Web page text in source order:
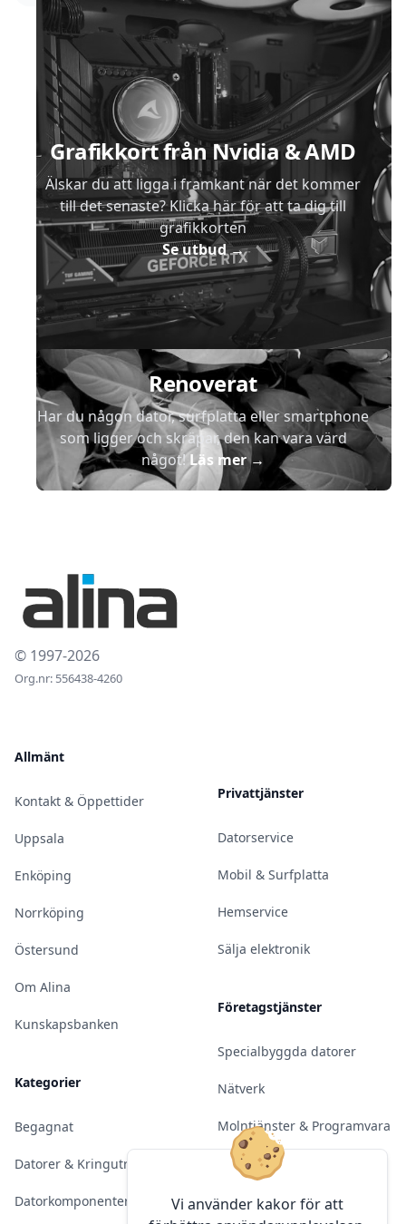
Vi använder kakor för att
Grafikkort från Nvidia & AMD
Älskar du att ligga i framkant när det kommer
till det senaste? Klicka här för att ta dig till
grafikkorten
Se utbud→
Renoverat
Har du någon dator, surfplatta eller smartphone
som ligger och skräpar, den kan vara värd
något!Läs mer→
© 1997-2026
Org.nr: 556438-4260
Allmänt
Kontakt & Öppettider
Uppsala
Enköping
Norrköping
Östersund
Om Alina
Kunskapsbanken
Kategorier
Begagnat
Datorer & Kringutrustning
Datorkomponenter
Privattjänster
Datorservice
Mobil & Surfplatta
Hemservice
Sälja elektronik
Företagstjänster
Specialbyggda datorer
Nätverk
Molntjänster & Programvara
Server & Backup
Kameraövervakning